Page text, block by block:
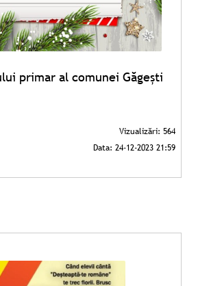
primar al comunei Găgești